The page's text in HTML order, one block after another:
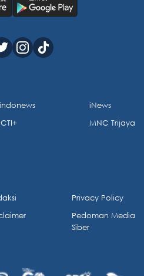
iNews
MNC Trijaya
Privacy Policy
Pedoman Media
Siber